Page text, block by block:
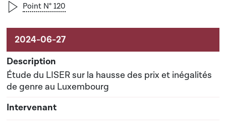
Point N° 120
Étude du LISER sur la hausse des prix et inégalités
de genre au Luxembourg